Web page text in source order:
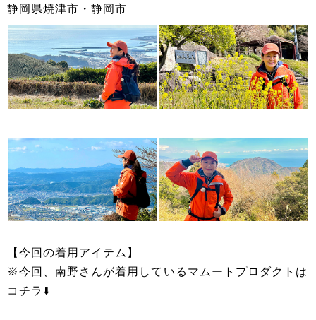
静岡県焼津市・静岡市
【今回の着用アイテム】
※今回、南野さんが着用しているマムートプロダクトは
コチラ⬇️